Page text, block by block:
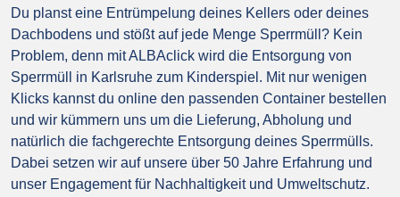
Du planst eine Entrümpelung deines Kellers oder deines
Dachbodens und stößt auf jede Menge Sperrmüll? Kein
Problem, denn mit ALBAclick wird die Entsorgung von
Sperrmüll in Karlsruhe zum Kinderspiel. Mit nur wenigen
Klicks kannst du online den passenden Container bestellen
und wir kümmern uns um die Lieferung, Abholung und
natürlich die fachgerechte Entsorgung deines Sperrmülls.
Dabei setzen wir auf unsere über 50 Jahre Erfahrung und
unser Engagement für Nachhaltigkeit und Umweltschutz.